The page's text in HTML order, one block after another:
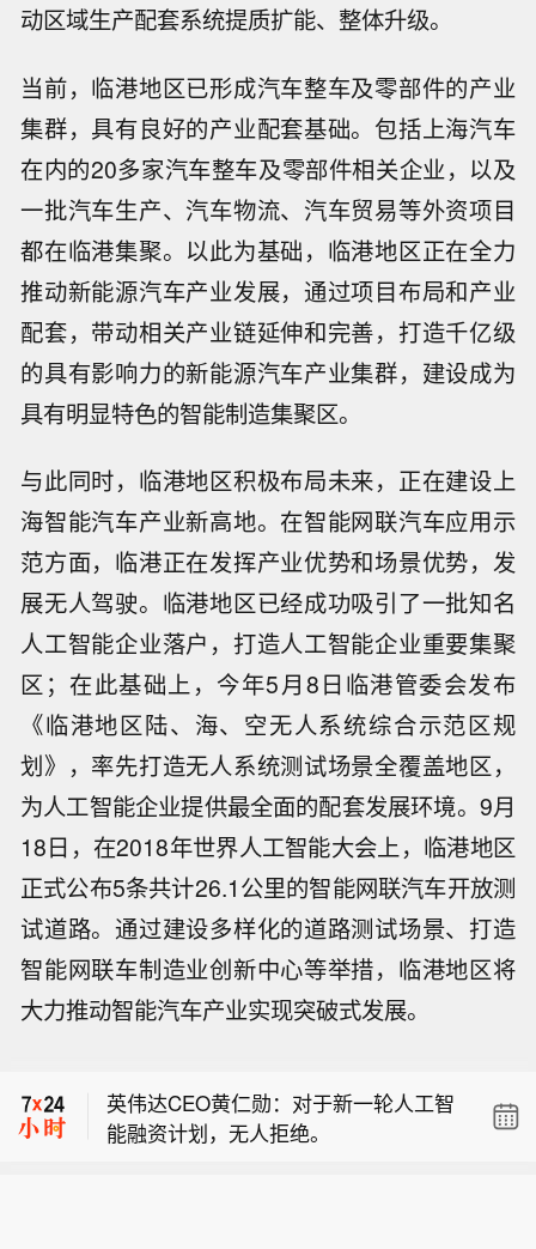
动区域生产配套系统提质扩能、整体升级。
当前，临港地区已形成汽车整车及零部件的产业
集群，具有良好的产业配套基础。包括上海汽车
在内的20多家汽车整车及零部件相关企业，以及
一批汽车生产、汽车物流、汽车贸易等外资项目
都在临港集聚。以此为基础，临港地区正在全力
推动新能源汽车产业发展，通过项目布局和产业
配套，带动相关产业链延伸和完善，打造千亿级
的具有影响力的新能源汽车产业集群，建设成为
具有明显特色的智能制造集聚区。
与此同时，临港地区积极布局未来，正在建设上
海智能汽车产业新高地。在智能网联汽车应用示
范方面，临港正在发挥产业优势和场景优势，发
展无人驾驶。临港地区已经成功吸引了一批知名
人工智能企业落户，打造人工智能企业重要集聚
区；在此基础上，今年5月8日临港管委会发布
《临港地区陆、海、空无人系统综合示范区规
划》，率先打造无人系统测试场景全覆盖地区，
为人工智能企业提供最全面的配套发展环境。9月
18日，在2018年世界人工智能大会上，临港地区
正式公布5条共计26.1公里的智能网联汽车开放测
试道路。通过建设多样化的道路测试场景、打造
智能网联车制造业创新中心等举措，临港地区将
大力推动智能汽车产业实现突破式发展。
【OpenAI回购70亿美元员工股份】Op
enAI已回购员工约70亿美元的公司股
表示，OpenAI此次要约收购并未寻求外
部投资者参与，而是直接从现任和前员
英伟达CEO黄仁勋：对于新一轮人工智
能融资计划，无人拒绝。